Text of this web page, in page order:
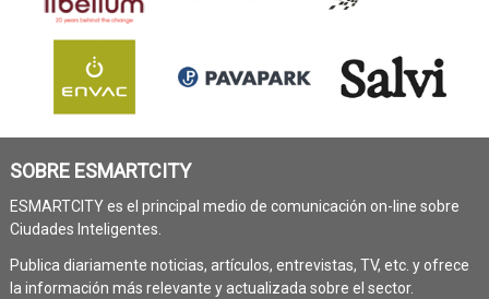
SOBRE ESMARTCITY
ESMARTCITY es el principal medio de comunicación on-line sobre
Ciudades Inteligentes.
Publica diariamente noticias, artículos, entrevistas, TV, etc. y ofrece
la información más relevante y actualizada sobre el sector.